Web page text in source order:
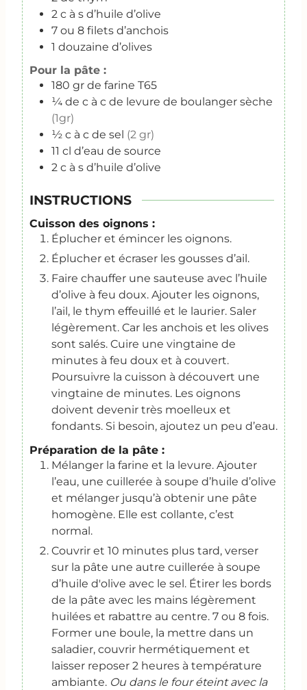
2 c à s d’huile d’olive
7 ou 8 filets d’anchois
1 douzaine d’olives
Pour la pâte :
180 gr de farine T65
¼ de c à c de levure de boulanger sèche
(1gr)
½ c à c de sel (2 gr)
11 cl d’eau de source
2 c à s d’huile d’olive
INSTRUCTIONS
Cuisson des oignons :
Éplucher et émincer les oignons.
Éplucher et écraser les gousses d’ail.
Faire chauffer une sauteuse avec l’huile
d’olive à feu doux. Ajouter les oignons,
l’ail, le thym effeuillé et le laurier. Saler
légèrement. Car les anchois et les olives
sont salés. Cuire une vingtaine de
minutes à feu doux et à couvert.
Poursuivre la cuisson à découvert une
vingtaine de minutes. Les oignons
doivent devenir très moelleux et
fondants. Si besoin, ajoutez un peu d’eau.
Préparation de la pâte :
Mélanger la farine et la levure. Ajouter
l’eau, une cuillerée à soupe d’huile d’olive
et mélanger jusqu’à obtenir une pâte
homogène. Elle est collante, c’est
normal.
Couvrir et 10 minutes plus tard, verser
sur la pâte une autre cuillerée à soupe
d’huile d'olive avec le sel. Étirer les bords
de la pâte avec les mains légèrement
huilées et rabattre au centre. 7 ou 8 fois.
Former une boule, la mettre dans un
saladier, couvrir hermétiquement et
laisser reposer 2 heures à température
ambiante. Ou dans le four éteint avec la